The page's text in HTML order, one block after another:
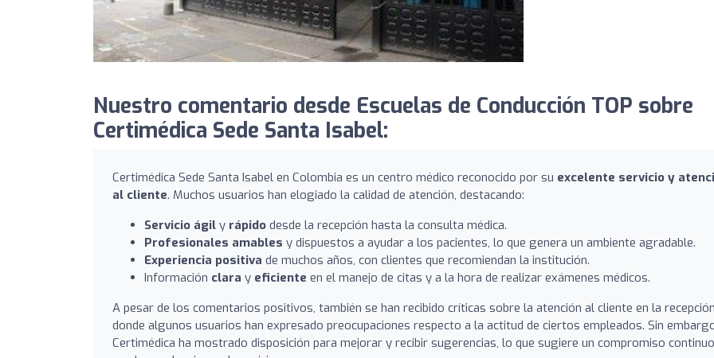
Nuestro comentario desde Escuelas de Conducción TOP sobre
Certimédica Sede Santa Isabel:
Certimédica Sede Santa Isabel en Colombia es un centro médico reconocido por su excelente servicio y
al cliente. Muchos usuarios han elogiado la calidad de atención, destacando:
Servicio ágil y rápido desde la recepción hasta la consulta médica.
Profesionales amables y dispuestos a ayudar a los pacientes, lo que genera un ambiente agradable.
Experiencia positiva de muchos años, con clientes que recomiendan la institución.
Información clara y eficiente en el manejo de citas y a la hora de realizar exámenes médicos.
A pesar de los comentarios positivos, también se han recibido críticas sobre la atención al cliente en la
donde algunos usuarios han expresado preocupaciones respecto a la actitud de ciertos empleados. Sin
Certimédica ha mostrado disposición para mejorar y recibir sugerencias, lo que sugiere un compromiso continuo